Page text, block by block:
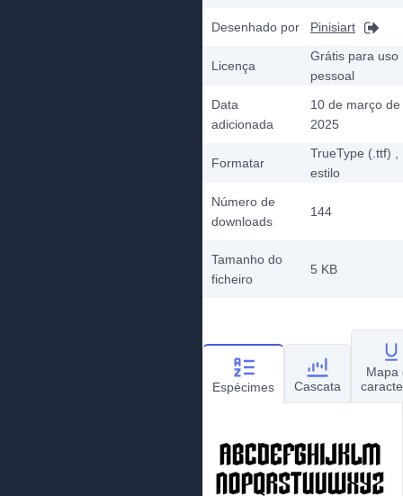
Desenhado por Pinisiart
Licença
Grátis para uso
pessoal
Data
adicionada
10 de março de
2025
Formatar
TrueType (.ttf)
estilo
Número de
downloads
144
Tamanho do
ficheiro
5 KB
Espécimes Cascata
Mapa